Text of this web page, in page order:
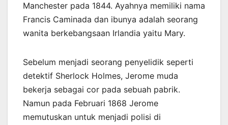
Manchester pada 1844. Ayahnya memiliki nama
Francis Caminada dan ibunya adalah seorang
wanita berkebangsaan Irlandia yaitu Mary.
Sebelum menjadi seorang penyelidik seperti
detektif Sherlock Holmes, Jerome muda
bekerja sebagai cor pada sebuah pabrik.
Namun pada Februari 1868 Jerome
memutuskan untuk menjadi polisi di